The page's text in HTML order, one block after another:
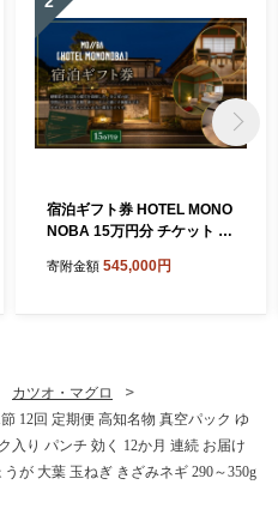
宿泊ギフト券 HOTEL MONO
NOBA 15万円分 チケット ホ
高知 旅行 宿泊 体験 利用券
寄附金額 545,000円
カツオ・マグロ
12回 定期便 高知名物 真空パック ゆ
入り パンチ 効く 12か月 連続 お届け
が 大葉 玉ねぎ きざみネギ 290～350g